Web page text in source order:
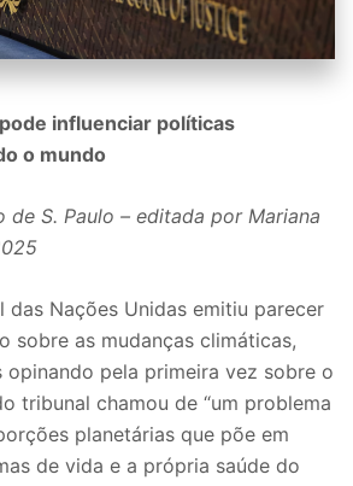
influenciar políticas
o mundo
de S. Paulo – editada por Mariana
das Nações Unidas emitiu parecer
sobre as mudanças climáticas,
opinando pela primeira vez sobre o
tribunal chamou de “um problema
planetárias que põe em
de vida e a própria saúde do